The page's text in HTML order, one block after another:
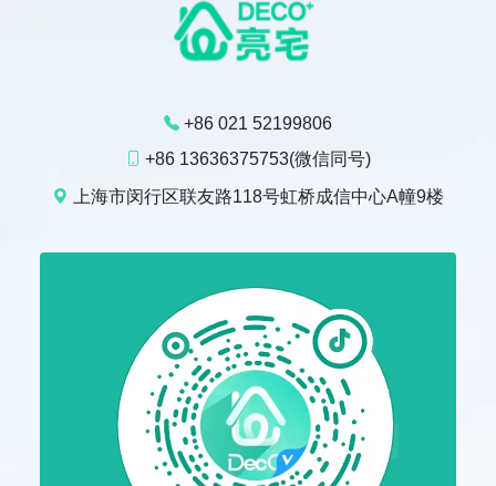
+86 021 52199806
+86 13636375753(微信同号)
上海市闵行区联友路118号虹桥成信中心A幢9楼